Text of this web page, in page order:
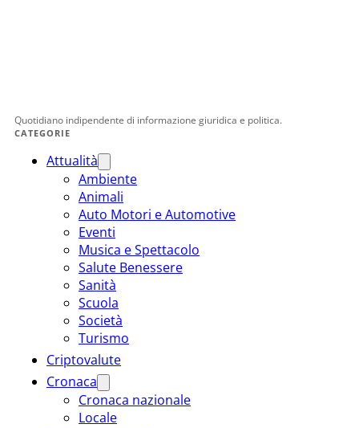
Quotidiano indipendente di informazione giuridica e politica.
CATEGORIE
Attualità
Ambiente
Animali
Auto Motori e Automotive
Eventi
Musica e Spettacolo
Salute Benessere
Sanità
Scuola
Società
Turismo
Criptovalute
Cronaca
Cronaca nazionale
Locale